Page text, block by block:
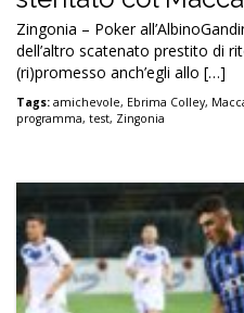
Zingonia – Poker
dell’altro scatenato prestito di
(ri)promesso anch’egli allo […]
Tags: amichevole, Ebrima Colley,
programma, test, Zingonia